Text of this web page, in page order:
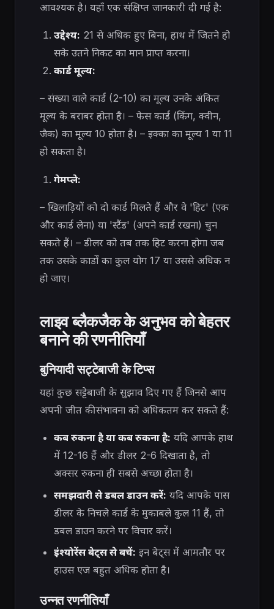
आवश्यक है। यहाँ एक संक्षिप्त जानकारी दी गई है:
उद्देश्य: 21 से अधिक हुए बिना, हाथ में जितने हो
सके उतने निकट का मान प्राप्त करना।
कार्ड मूल्य:
– संख्या वाले कार्ड (2-10) का मूल्य उनके अंकित
मूल्य के बराबर होता है। – फेस कार्ड (किंग, क्वीन,
जैक) का मूल्य 10 होता है। – इक्का का मूल्य 1 या 11
हो सकता है।
गेमप्ले:
– खिलाड़ियों को दो कार्ड मिलते हैं और वे 'हिट' (एक
और कार्ड लेना) या 'स्टैंड' (अपने कार्ड रखना) चुन
सकते हैं। – डीलर को तब तक हिट करना होगा जब
तक उसके कार्डों का कुल योग 17 या उससे अधिक न
हो जाए।
लाइव ब्लैकजैक के अनुभव को बेहतर
बनाने की रणनीतियाँ
बुनियादी सट्टेबाजी के टिप्स
यहां कुछ सट्टेबाजी के सुझाव दिए गए हैं जिनसे आप
अपनी जीत की संभावना को अधिकतम कर सकते हैं:
कब रुकना है या कब रुकना है: यदि आपके हाथ
में 12-16 हैं और डीलर 2-6 दिखाता है, तो
अक्सर रुकना ही सबसे अच्छा होता है।
समझदारी से डबल डाउन करें: यदि आपके पास
डीलर के निचले कार्ड के मुकाबले कुल 11 हैं, तो
डबल डाउन करने पर विचार करें।
इंश्योरेंस बेट्स से बचें: इन बेट्स में आमतौर पर
हाउस एज बहुत अधिक होता है।
उन्नत रणनीतियाँ